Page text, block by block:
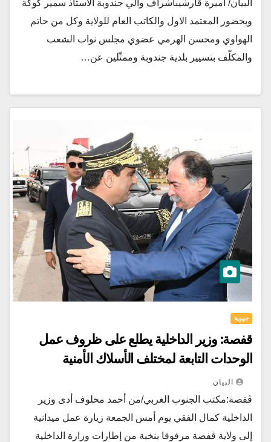
البيان/ أميرة قارشيباشراف والي جندوبة الاستاذ سمير كوكة
وبحضور المعتمد الاول والكاتب العام للولاية وكل من حاتم
الهواوي ومحسن الهرمي عضوي مجلس نواب الشعب
والمكلّف بتسيير بلدية جندوبة وممثّلين عن…
جهوية
قفصة: وزير الداخلية يطلع على ظروف عمل
الوحدات التابعة لمختلف الأسلاك الأمنية
البيان
ڨفصة:مكتب الجنوب الغربي/من أحمد مخلوف أدى وزير
الداخلية كمال الفقي يوم أمس الجمعة زيارة عمل ميدانية
إلى ولاية ڨفصة مرفوقا بنخبة من إطارات وزارة الداخلية